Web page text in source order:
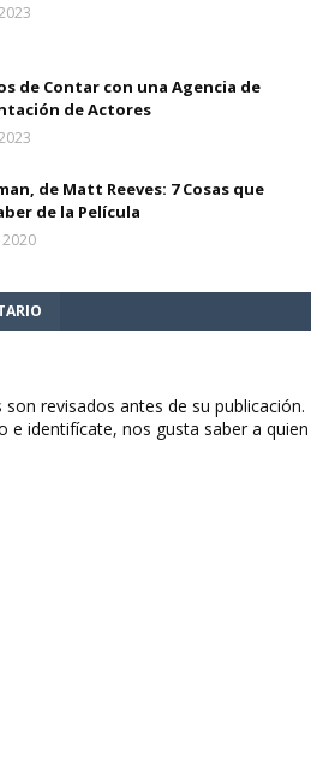
de Contar con una Agencia de
de Actores
de Matt Reeves: 7 Cosas que
de la Película
2020
revisados antes de su publicación.
e identifícate, nos gusta saber a quien